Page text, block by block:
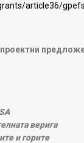
article36/
верига
и горите